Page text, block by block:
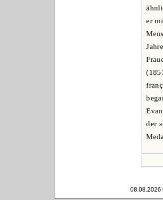
er
der »
08.08.2026